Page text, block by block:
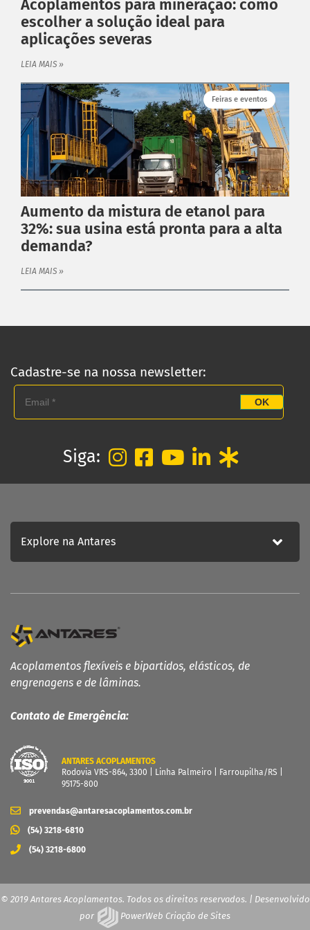
Acoplamentos para mineração: como
escolher a solução ideal para
aplicações severas
LEIA MAIS »
Feiras e eventos
Aumento da mistura de etanol para
32%: sua usina está pronta para a alta
demanda?
LEIA MAIS »
Cadastre-se na nossa newsletter:
OK
Siga:
Acoplamentos flexíveis e bipartidos, elásticos, de
engrenagens e de lâminas.
Contato de Emergência:
ANTARES ACOPLAMENTOS
Rodovia VRS-864, 3300 | Linha Palmeiro | Farroupilha/RS |
95175-800
prevendas@antaresacoplamentos.com.br
(54) 3218-6810
(54) 3218-6800
Explore na Antares
Política de Privacidade
ATENDIMENTO
© 2019 Antares Acoplamentos. Todos os direitos reservados. | Desenvolvido
por
PowerWeb Criação de Sites